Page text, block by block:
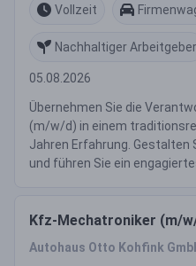
Vollzeit
Nachhaltiger Arbeitgeber
05.08.2026
Übernehmen Sie die
(m/w/d) in einem
Jahren Erfahrung. Gestalten
und führen Sie ein
Kfz-Mechatroniker (m/
Autohaus Otto Kohfink